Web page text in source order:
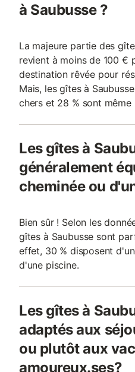
à Saubusse ?
La majeure partie des
revient à moins de 100 €
destination rêvée pour
Mais, les gîtes à
chers et 28 % sont
Les gîtes à
généralement
cheminée ou
Bien sûr ! Selon les
gîtes à Saubusse sont
effet, 30 % disposent
d'une piscine.
Les gîtes à
adaptés aux
ou plutôt aux
amoureux.ses?